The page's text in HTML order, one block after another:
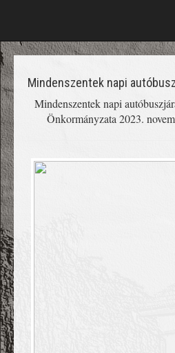
Mindenszentek napi
Mindenszentek napi
Önkormányzata 2023.